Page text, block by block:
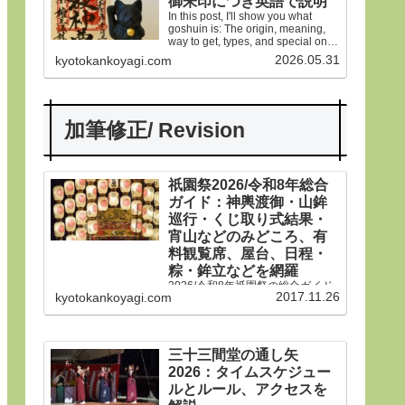
In this post, I'll show you what
goshuin is: The origin, meaning,
way to get, types, and special ones
in Gion Matsuri festival.
kyotokankoyagi.com 2026.05.31
加筆修正/ Revision
祇園祭2026/令和8年総合
ガイド：神輿渡御・山鉾
巡行・くじ取り式結果・
宵山などのみどころ、有
料観覧席、屋台、日程・
粽・鉾立などを網羅
2026/令和8年祇園祭の総合ガイド
です。本年は神輿渡御、山鉾巡
行・神輿渡御などの行事の日程、
生稚児や久世駒形稚児、各山鉾や
御朱印、屋台や歩行者天国や交通
規制などのおすすめ情報です。
kyotokankoyagi.com 2017.11.26
三十三間堂の通し矢
2026：タイムスケジュー
ルとルール、アクセスを